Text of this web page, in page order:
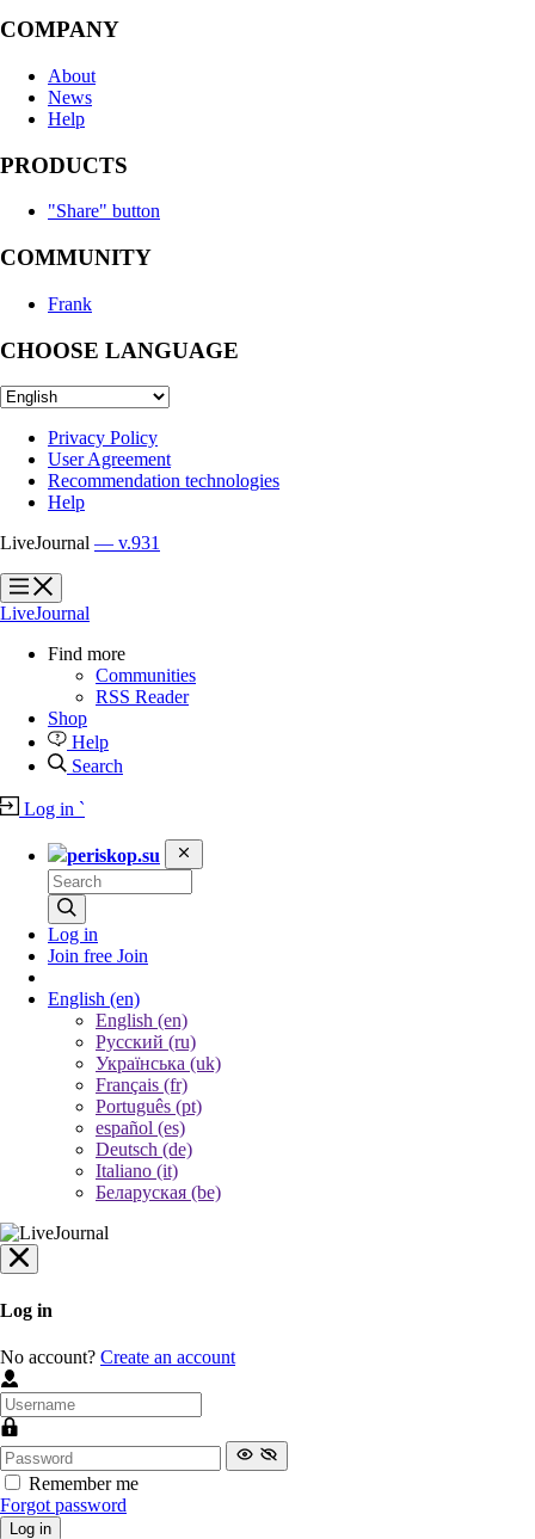
COMPANY
About
News
Help
PRODUCTS
"Share" button
COMMUNITY
Frank
CHOOSE LANGUAGE
Privacy Policy
User Agreement
Recommendation technologies
Help
LiveJournal — v.931
?
?
LiveJournal
Find more
Communities
RSS Reader
Shop
Help
Search
Log in `
periskop.su
Log in
Join free Join
English (en)
English (en)
Русский (ru)
Українська (uk)
Français (fr)
Português (pt)
español (es)
Deutsch (de)
Italiano (it)
Беларуская (be)
Log in
No account? Create an account
Remember me
Forgot password
Log in